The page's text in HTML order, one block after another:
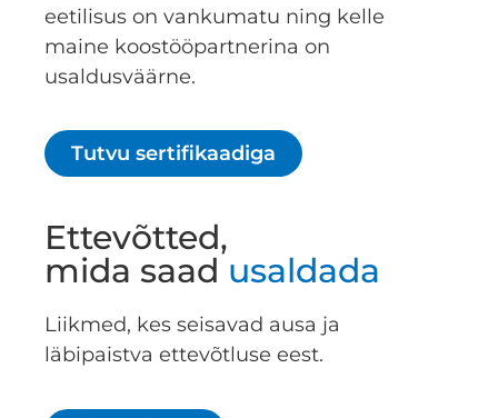
eetilisus on vankumatu ning kelle
maine koostööpartnerina on
usaldusväärne.
Tutvu sertifikaadiga
Ettevõtted,
mida saad usaldada
Liikmed, kes seisavad ausa ja
läbipaistva ettevõtluse eest.